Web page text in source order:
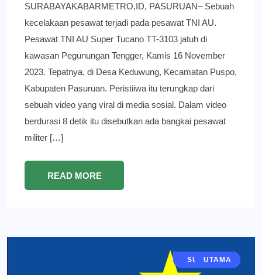
SURABAYAKABARMETRO,ID, PASURUAN– Sebuah
kecelakaan pesawat terjadi pada pesawat TNI AU.
Pesawat TNI AU Super Tucano TT-3103 jatuh di
kawasan Pegunungan Tengger, Kamis 16 November
2023. Tepatnya, di Desa Keduwung, Kecamatan Puspo,
Kabupaten Pasuruan. Peristiiwa itu terungkap dari
sebuah video yang viral di media sosial. Dalam video
berdurasi 8 detik itu disebutkan ada bangkai pesawat
militer […]
READ MORE
BERITA
JAWA TIMUR
POLITIK
SURABAYA
UTAMA